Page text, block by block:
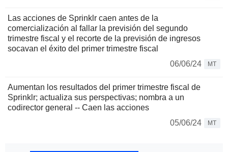
Las acciones de Sprinklr caen antes de la
comercialización al fallar la previsión del segundo
trimestre fiscal y el recorte de la previsión de ingresos
socavan el éxito del primer trimestre fiscal
06/06/24
MT
Aumentan los resultados del primer trimestre fiscal de
Sprinklr; actualiza sus perspectivas; nombra a un
codirector general -- Caen las acciones
05/06/24
MT